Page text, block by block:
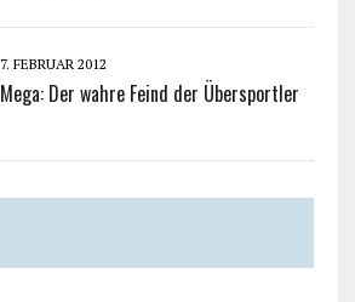
7. FEBRUAR 2012
Mega: Der wahre Feind der Übersportler